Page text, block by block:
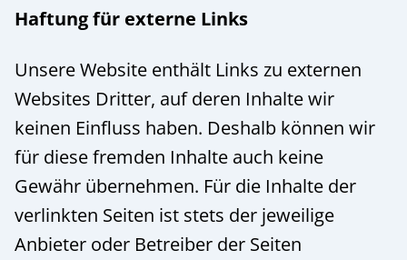
Haftung für externe Links
Unsere Website enthält Links zu externen
Websites Dritter, auf deren Inhalte wir
keinen Einfluss haben. Deshalb können wir
für diese fremden Inhalte auch keine
Gewähr übernehmen. Für die Inhalte der
verlinkten Seiten ist stets der jeweilige
Anbieter oder Betreiber der Seiten